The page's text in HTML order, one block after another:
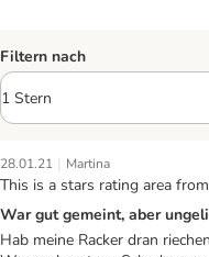
Filtern nach
28.01.21 | Martina
This is a stars rating area
War gut gemeint, aber
Hab meine Racker dran